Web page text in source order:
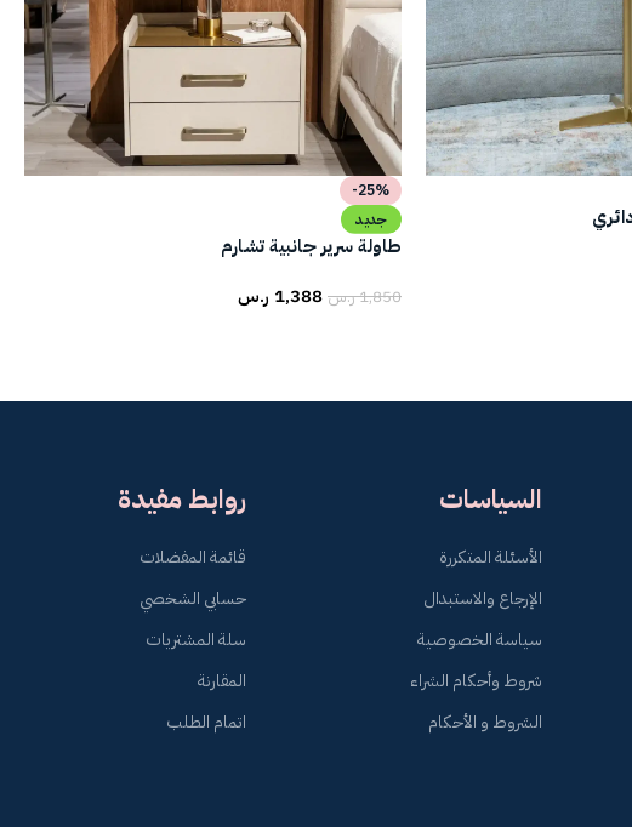
-25%
جديد
طاولة سرير جانبية تشارم
1,850ر.س1,388 ر.س
السياسات
الأسئلة المتكررة
الإرجاع والاستبدال
سياسة الخصوصية
شروط وأحكام الشراء
الشروط و الأحكام
روابط مفيدة
قائمة المفضلات
حسابي الشخصي
سلة المشتريات
المقارنة
اتمام الطلب